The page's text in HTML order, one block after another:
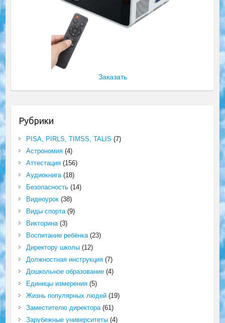
Заказать
Рубрики
PISA, PIRLS, TIMSS, TALIS (7)
Астрономия(4)
Аттестация(156)
Аудиокнига(18)
Безопасность(14)
Видеоурок(38)
Виды спорта(9)
Викторина(3)
Воспитание ребёнка(23)
Директору школы(12)
Должностная инструкция(7)
Дошкольное образование(4)
Единицы измерения(5)
Жизнь популярных людей(19)
Заместителю директора(61)
Зарубежные университеты(4)